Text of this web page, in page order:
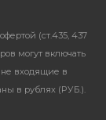
(ст.435, 437
могут включать
не входящие в
в рублях (PУБ.).